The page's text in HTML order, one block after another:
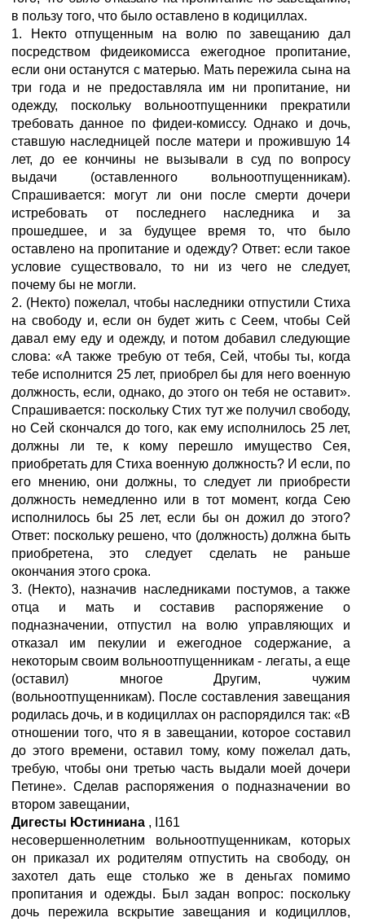
в пользу того, что было оставлено в кодициллах.
1. Некто отпущенным на волю по завещанию дал
посредством фидеикомисса ежегодное пропитание,
если они останутся с матерью. Мать пережила сына на
три года и не предоставляла им ни пропитание, ни
одежду, поскольку вольноотпущенники прекратили
требовать данное по фидеи-комиссу. Однако и дочь,
ставшую наследницей после матери и прожившую 14
лет, до ее кончины не вызывали в суд по вопросу
выдачи (оставленного вольноотпущенникам).
Спрашивается: могут ли они после смерти дочери
истребовать от последнего наследника и за
прошедшее, и за будущее время то, что было
оставлено на пропитание и одежду? Ответ: если такое
условие существовало, то ни из чего не следует,
почему бы не могли.
2. (Некто) пожелал, чтобы наследники отпустили Стиха
на свободу и, если он будет жить с Сеем, чтобы Сей
давал ему еду и одежду, и потом добавил следующие
слова: «А также требую от тебя, Сей, чтобы ты, когда
тебе исполнится 25 лет, приобрел бы для него военную
должность, если, однако, до этого он тебя не оставит».
Спрашивается: поскольку Стих тут же получил свободу,
но Сей скончался до того, как ему исполнилось 25 лет,
должны ли те, к кому перешло имущество Сея,
приобретать для Стиха военную должность? И если, по
его мнению, они должны, то следует ли приобрести
должность немедленно или в тот момент, когда Сею
исполнилось бы 25 лет, если бы он дожил до этого?
Ответ: поскольку решено, что (должность) должна быть
приобретена, это следует сделать не раньше
окончания этого срока.
3. (Некто), назначив наследниками постумов, а также
отца и мать и составив распоряжение о
подназначении, отпустил на волю управляющих и
отказал им пекулии и ежегодное содержание, а
некоторым своим вольноотпущенникам - легаты, а еще
(оставил) многое Другим, чужим
(вольноотпущенникам). После составления завещания
родилась дочь, и в кодициллах он распорядился так: «В
отношении того, что я в завещании, которое составил
до этого времени, оставил тому, кому пожелал дать,
требую, чтобы они третью часть выдали моей дочери
Петине». Сделав распоряжения о подназначении во
втором завещании,
Дигесты Юстиниана , 161
несовершеннолетним вольноотпущенникам, которых
он приказал их родителям отпустить на свободу, он
захотел дать еще столько же в деньгах помимо
пропитания и одежды. Был задан вопрос: поскольку
дочь пережила вскрытие завещания и кодициллов,